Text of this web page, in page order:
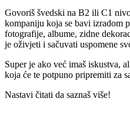
Govoriš švedski na B2 ili C1
kompaniju koja se bavi izradom
fotografije, albume, zidne
je oživjeti i sačuvati uspomene
Super je ako već imaš iskustva,
koja će te potpuno pripremiti za
Nastavi čitati da saznaš više!